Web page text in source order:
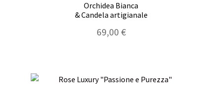
Orchidea Bianca
& Candela artigianale
69,00 €